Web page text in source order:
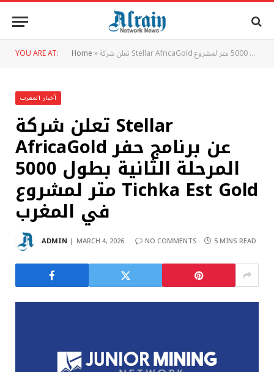
YOU ARE AT: Home»
أخبار المغرب
تعلن شركة Stellar
AfricaGold عن برنامج حفر
المرحلة الثانية بطول 5000
متر لمشروع Tichka Est Gold
في المغرب
ADMIN MARCH 4, 2026 NO COMMENTS 5 MINS READ